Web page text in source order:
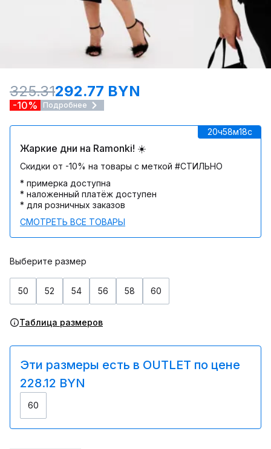
325.31292.77 BYN
-10% Подробнее
20ч58м18c
Жаркие дни на Ramonki! ☀️
Скидки от -10% на товары с меткой #СТИЛЬНО
* примерка доступна
* наложенный платёж доступен
* для розничных заказов
СМОТРЕТЬ ВСЕ ТОВАРЫ
Выберите размер
50 52 54 56 58 60
Таблица размеров
Эти размеры есть в OUTLET по цене
228.12 BYN
60